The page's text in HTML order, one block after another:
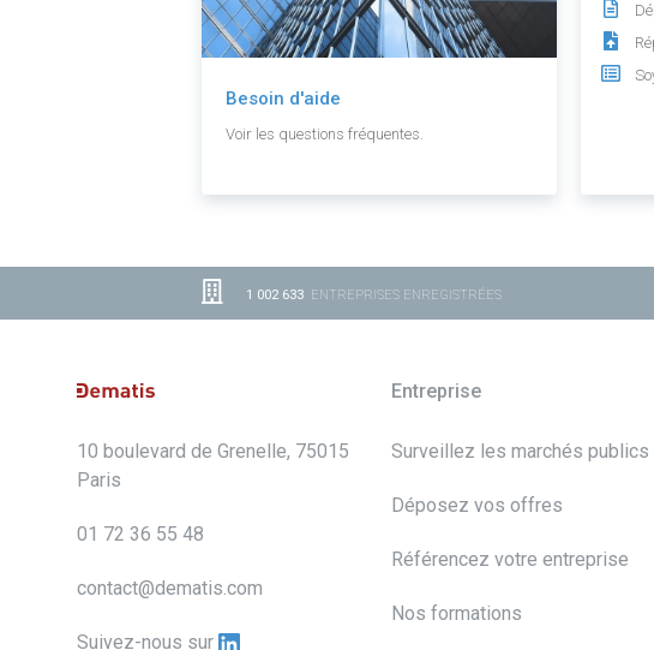
Besoin d'aide
Voir les questions fréquentes.
1 002 633 ENTREPRISES ENREGISTRÉES
10 boulevard de Grenelle, 75015
Paris
01 72 36 55 48
contact@dematis.com
Suivez-nous sur
Entreprise
Surveillez les marchés publics
Déposez vos offres
Référencez votre entreprise
Nos formations